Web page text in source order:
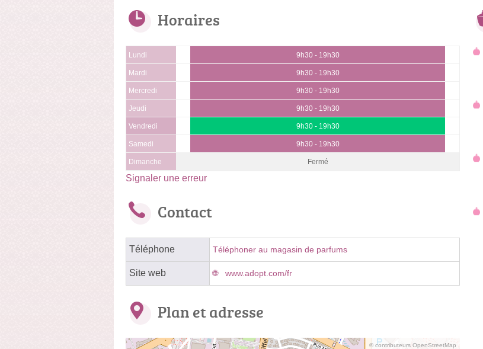
Horaires
Lundi 9h30 - 19h30
Mardi 9h30 - 19h30
Mercredi 9h30 - 19h30
Jeudi 9h30 - 19h30
Vendredi 9h30 - 19h30
Samedi 9h30 - 19h30
Dimanche Fermé
Signaler une erreur
Contact
Téléphone Téléphoner au magasin de parfums
Site web www.adopt.com/fr
Plan et adresse
© contributeurs OpenStreetMap